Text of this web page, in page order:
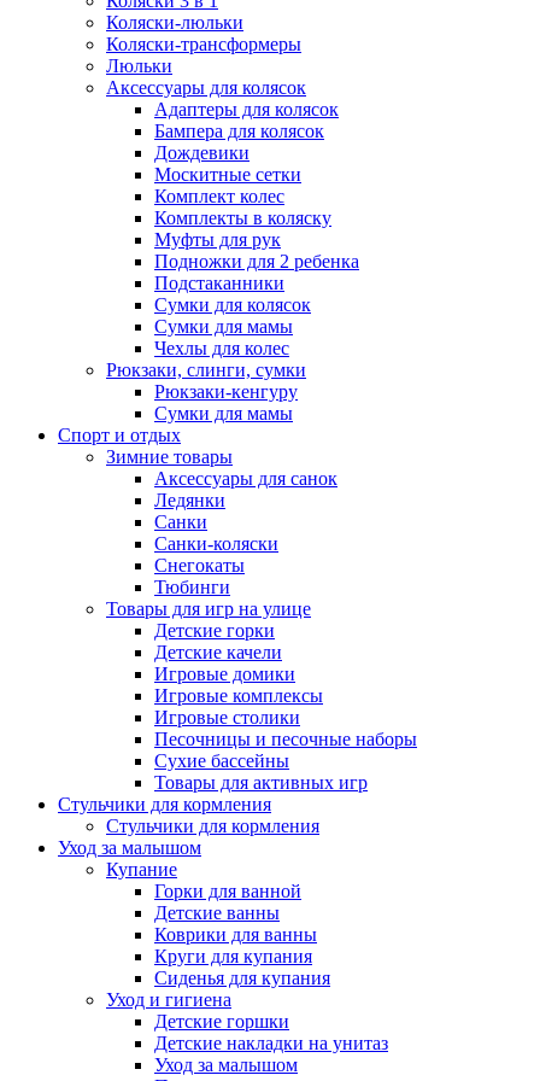
Коляски-люльки
Коляски-трансформеры
Люльки
Аксессуары для колясок
Адаптеры для колясок
Бампера для колясок
Дождевики
Москитные сетки
Комплект колес
Комплекты в коляску
Муфты для рук
Подножки для 2 ребенка
Подстаканники
Сумки для колясок
Сумки для мамы
Чехлы для колес
Рюкзаки, слинги, сумки
Рюкзаки-кенгуру
Сумки для мамы
Спорт и отдых
Зимние товары
Аксессуары для санок
Ледянки
Санки
Санки-коляски
Снегокаты
Тюбинги
Товары для игр на улице
Детские горки
Детские качели
Игровые домики
Игровые комплексы
Игровые столики
Песочницы и песочные наборы
Сухие бассейны
Товары для активных игр
Стульчики для кормления
Стульчики для кормления
Уход за малышом
Купание
Горки для ванной
Детские ванны
Коврики для ванны
Круги для купания
Сиденья для купания
Уход и гигиена
Детские горшки
Детские накладки на унитаз
Уход за малышом